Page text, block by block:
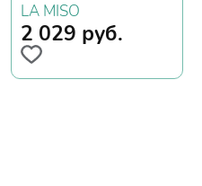
LA MISO
2 029 руб.